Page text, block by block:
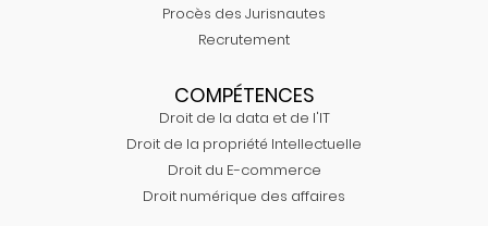
Procès des Jurisnautes
Recrutement
COMPÉTENCES
Droit de la data et de l'IT
Droit de la propriété Intellectuelle
Droit du E-commerce
Droit numérique des affaires